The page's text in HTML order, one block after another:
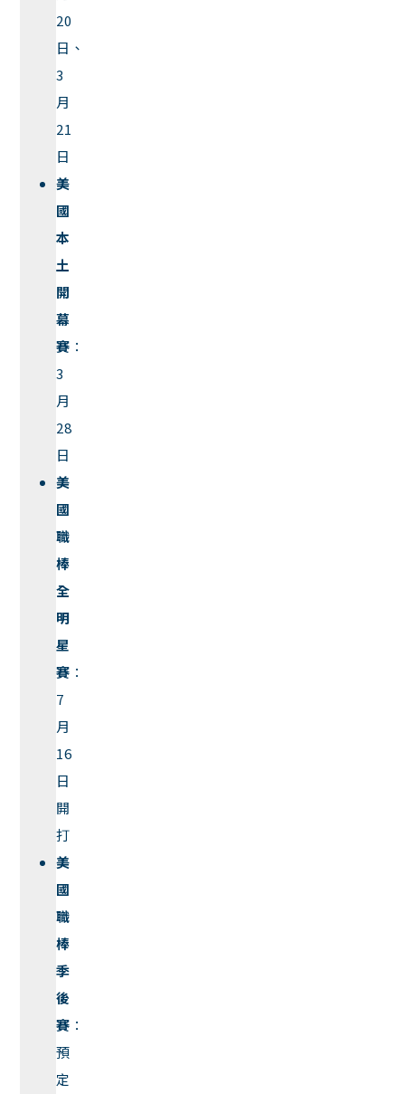
20
日、
3
月
21
日
美
國
本
土
開
幕
賽 ：
3
月
28
日
美
國
職
棒
全
明
星
賽 ：
7
月
16
日
開
打
美
國
職
棒
季
後
賽 ：
預
定